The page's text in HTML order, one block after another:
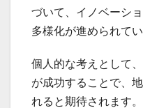
づいて、イノベーシ
多様化が進められてい
個人的な考えとして
が成功することで、
れると期待されます